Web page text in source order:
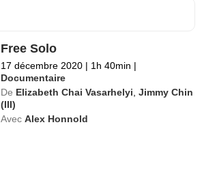
Free Solo
17 décembre 2020 | 1h 40min |
Documentaire
De Elizabeth Chai Vasarhelyi ,Jimmy Chin
(III)
Avec Alex Honnold